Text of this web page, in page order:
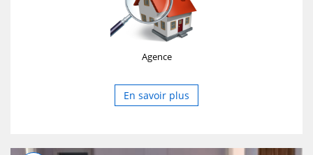
Agence
En savoir plus